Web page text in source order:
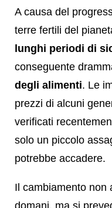
A causa del
terre fertili del
lunghi periodi di
conseguente
degli alimenti. Le
prezzi di alcuni
verificati
solo un piccolo
potrebbe accadere.
Il cambiamento non
domani, ma si